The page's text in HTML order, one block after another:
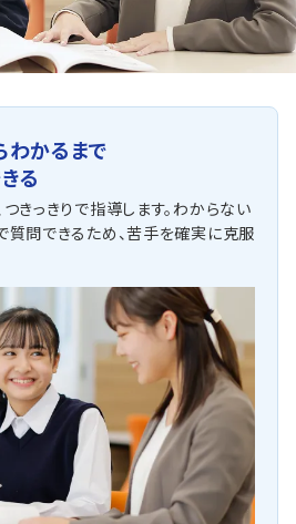
ながら、学習のサポートを行います。
復習も含めトータルサポートが可能で
校、緑が丘中学校、花園中学校、朝日
校、都賀中学校、緑町中学校
かるまで
る
きっきりで指導します。わからない
質問できるため、苦手を確実に克服